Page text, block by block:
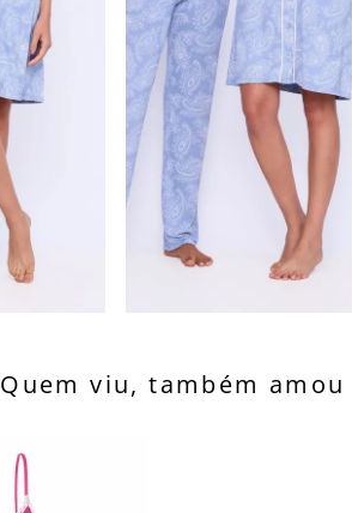
Quem viu, também amou